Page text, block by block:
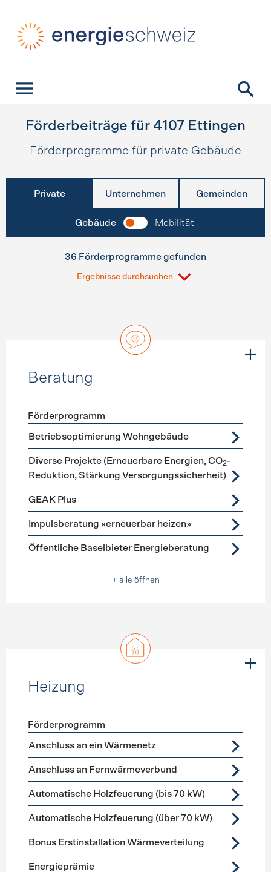
Förderbeiträge für 4107 Ettingen
Förderprogramme für private Gebäude
Private Unternehmen Gemeinden
Gebäude Mobilität
36 Förderprogramme gefunden
Ergebnisse durchsuchen
Beratung
Förderprogramme Beratung
Förderprogramm
Betriebsoptimierung Wohngebäude
Diverse Projekte (Erneuerbare Energien, CO2-
Reduktion, Stärkung Versorgungssicherheit)
GEAK Plus
Impulsberatung «erneuerbar heizen»
Öffentliche Baselbieter Energieberatung
+ alle öffnen
Heizung
Förderprogramme Heizung
Förderprogramm
Anschluss an ein Wärmenetz
Anschluss an Fernwärmeverbund
Automatische Holzfeuerung (bis 70 kW)
Automatische Holzfeuerung (über 70 kW)
Bonus Erstinstallation Wärmeverteilung
Energieprämie